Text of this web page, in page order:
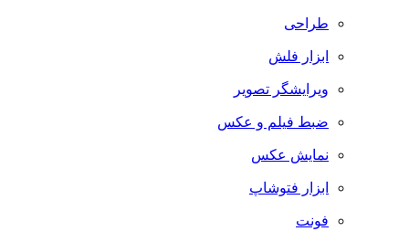
طراحی
ابزار فلش
ویرایشگر تصویر
ضبط فيلم و عكس
نمایش عکس
ابزار فتوشاپ
فونت